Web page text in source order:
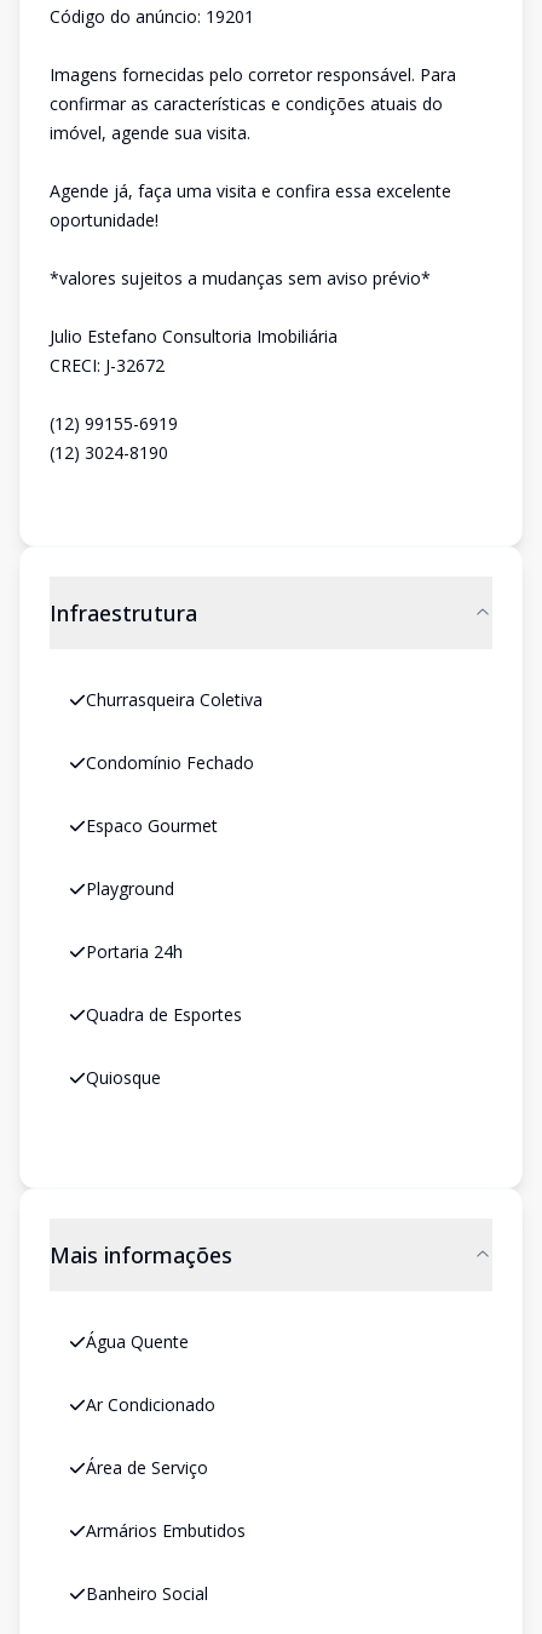
Código do anúncio: 19201
Imagens fornecidas pelo corretor responsável. Para
confirmar as características e condições atuais do
imóvel, agende sua visita.
Agende já, faça uma visita e confira essa excelente
oportunidade!
*valores sujeitos a mudanças sem aviso prévio*
Julio Estefano Consultoria Imobiliária
CRECI: J-32672
(12) 99155-6919
(12) 3024-8190
Infraestrutura
Churrasqueira Coletiva
Condomínio Fechado
Espaco Gourmet
Playground
Portaria 24h
Quadra de Esportes
Quiosque
Mais informações
Água Quente
Ar Condicionado
Área de Serviço
Armários Embutidos
Banheiro Social